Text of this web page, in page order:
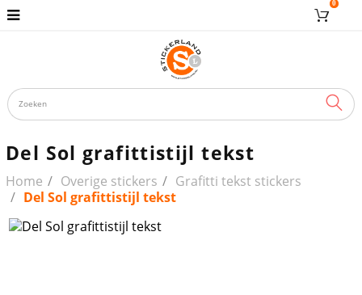
0
Del Sol grafittistijl tekst
Home Overige stickers
Grafitti tekst stickers
Del Sol grafittistijl tekst